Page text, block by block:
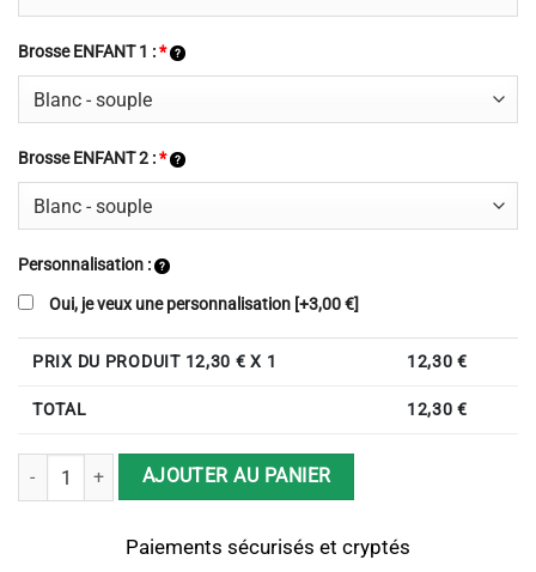
Brosse ENFANT 1 :*
Brosse ENFANT 2 :*
Personnalisation :
Oui, je veux une personnalisation [+3,00 €]
PRIX DU PRODUIT 12,30 € X 1 12,30 €
TOTAL 12,30 €
quantité de Pack Famille Brosses à dents (2 adulte et 2 enfant)
AJOUTER AU PANIER
Paiements sécurisés et cryptés